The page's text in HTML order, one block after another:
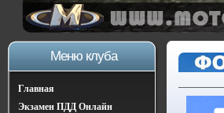
Меню клуба
Главная
Экзамен ПДД Онлайн